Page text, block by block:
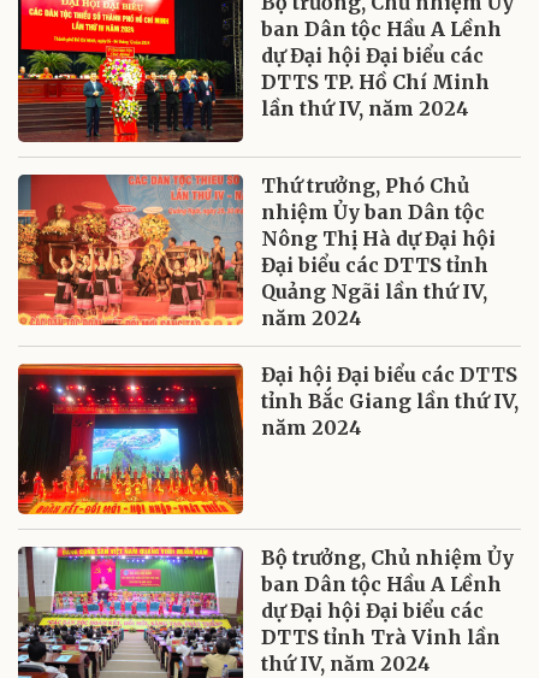
ban Dân tộc Hầu A Lềnh
dự Đại hội Đại biểu các
DTTS TP. Hồ Chí Minh
lần thứ IV, năm 2024
Thứ trưởng, Phó Chủ
nhiệm Ủy ban Dân tộc
Nông Thị Hà dự Đại hội
Đại biểu các DTTS tỉnh
Quảng Ngãi lần thứ IV,
năm 2024
Đại hội Đại biểu các DTTS
tỉnh Bắc Giang lần thứ IV,
năm 2024
Bộ trưởng, Chủ nhiệm Ủy
ban Dân tộc Hầu A Lềnh
dự Đại hội Đại biểu các
DTTS tỉnh Trà Vinh lần
thứ IV, năm 2024